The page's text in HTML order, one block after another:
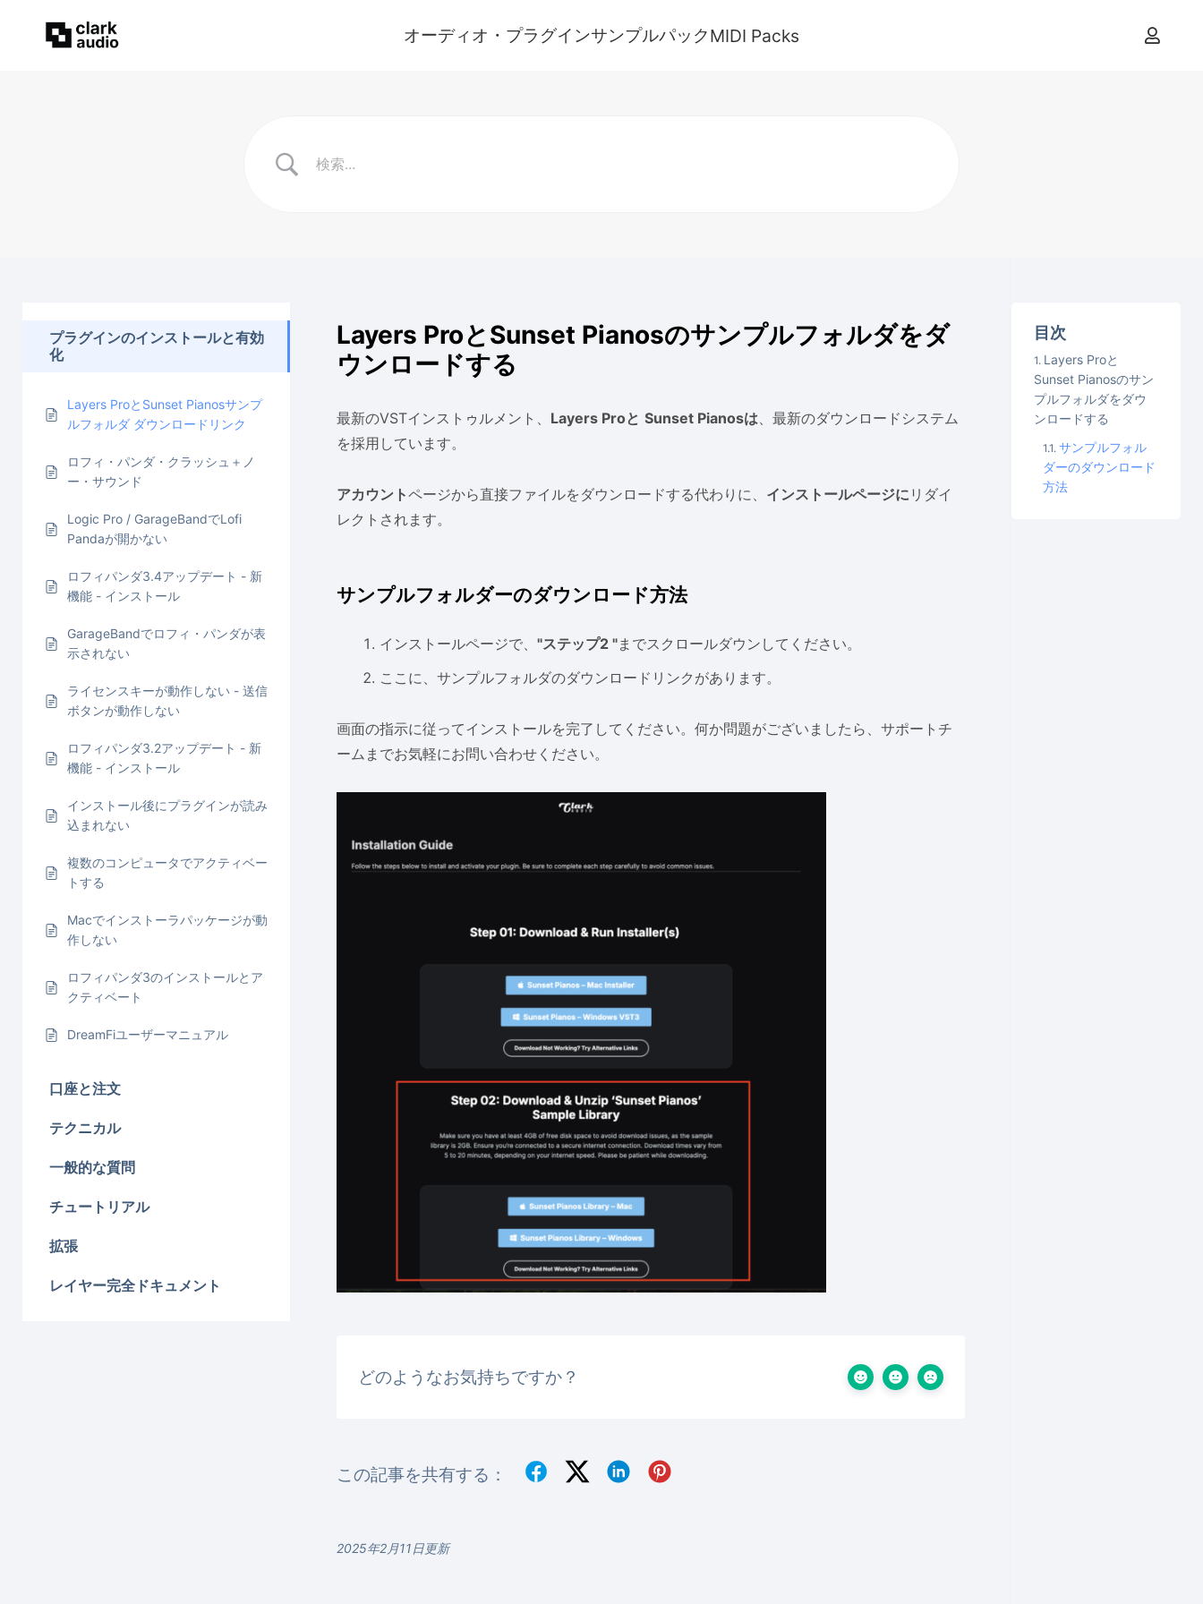
オーディオ・プラグインサンプルパックMIDI Packs
プラグインのインストールと有効
化
Layers ProとSunset Pianosサンプ
ルフォルダ ダウンロードリンク
ロフィ・パンダ・クラッシュ＋ノ
ー・サウンド
Logic Pro / GarageBandでLofi
Pandaが開かない
ロフィパンダ3.4アップデート - 新
機能 - インストール
GarageBandでロフィ・パンダが表
示されない
ライセンスキーが動作しない - 送信
ボタンが動作しない
ロフィパンダ3.2アップデート - 新
機能 - インストール
インストール後にプラグインが読み
込まれない
複数のコンピュータでアクティベー
トする
Macでインストーラパッケージが動
作しない
ロフィパンダ3のインストールとア
クティベート
DreamFiユーザーマニュアル
口座と注文
テクニカル
一般的な質問
チュートリアル
拡張
レイヤー完全ドキュメント
Layers ProとSunset Pianosのサンプルフォルダをダ
ウンロードする
最新のVSTインストゥルメント、 Layers Proと Sunset Pianosは、最新のダウンロードシステム
を採用しています。
アカウントページから直接ファイルをダウンロードする代わりに、 インストールページに リダイ
レクトされます。
サンプルフォルダーのダウンロード方法
インストールページで、 "ステップ2 "までスクロールダウンしてください。
ここに、サンプルフォルダのダウンロードリンクがあります。
画面の指示に従ってインストールを完了してください。何か問題がございましたら、サポートチ
ームまでお気軽にお問い合わせください。
どのようなお気持ちですか？
この記事を共有する：
2025年2月11日更新
目次
Layers Proと
Sunset Pianosのサン
プルフォルダをダウ
ンロードする
サンプルフォル
ダーのダウンロード
方法